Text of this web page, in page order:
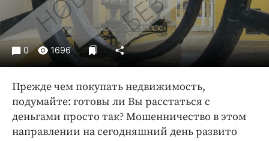
Образование
Общество
Погода
Праздники
Спорт
Экономика и бизнес
ПРОЕКТЫ
0 1696
Прежде чем покупать недвижимость,
подумайте: готовы ли Вы расстаться с
деньгами просто так? Мошенничество в этом
направлении на сегодняшний день развито